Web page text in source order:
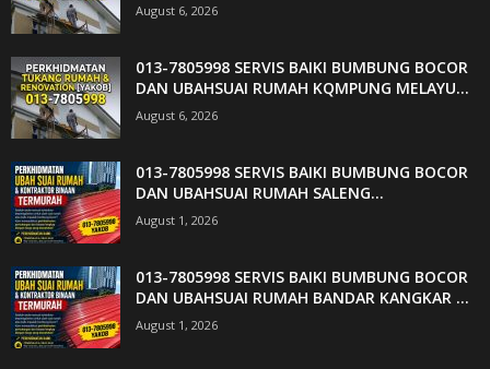
August 6, 2026
013-7805998 SERVIS BAIKI BUMBUNG BOCOR
DAN UBAHSUAI RUMAH KQMPUNG MELAYU...
August 6, 2026
013-7805998 SERVIS BAIKI BUMBUNG BOCOR
DAN UBAHSUAI RUMAH SALENG...
August 1, 2026
013-7805998 SERVIS BAIKI BUMBUNG BOCOR
DAN UBAHSUAI RUMAH BANDAR KANGKAR ...
August 1, 2026